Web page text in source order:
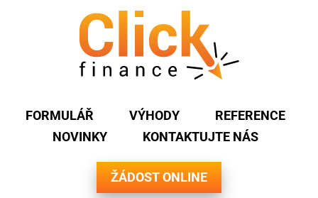
FORMULÁŘ VÝHODY
REFERENCE
NOVINKY
KONTAKTUJTE NÁS
ŽÁDOST ONLINE